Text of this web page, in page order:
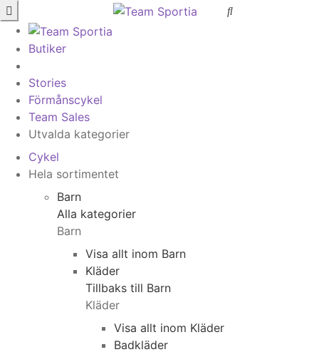
Butiker
Stories
Förmånscykel
Team Sales
Utvalda kategorier
Cykel
Hela sortimentet
Barn
Alla kategorier
Barn
Visa allt inom Barn
Kläder
Tillbaks till Barn
Kläder
Visa allt inom Kläder
Badkläder